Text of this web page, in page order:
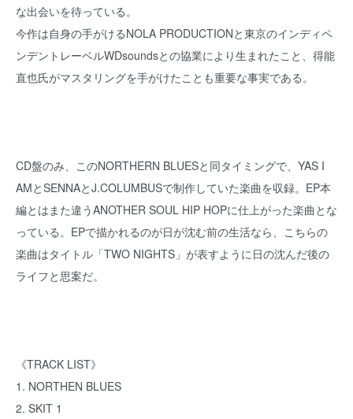
な出会いを待っている。
今作は自身の手がけるNOLA PRODUCTIONと東京のインディペ
ンデントレーベルWDsoundsとの協業により生まれたこと、得能
直也氏がマスタリングを手がけたことも重要な事実である。
CD盤のみ、このNORTHERN BLUESと同タイミングで、YAS I
AMとSENNAとJ.COLUMBUSで制作していた楽曲を収録。EP本
編とはまた違うANOTHER SOUL HIP HOPに仕上がった楽曲とな
っている。EPで描かれるのが日が沈む前の生活なら、こちらの
楽曲はタイトル「TWO NIGHTS」が表すように日の沈んだ後の
ライフと思案だ。
《TRACK LIST》
1. NORTHEN BLUES
2. SKIT 1